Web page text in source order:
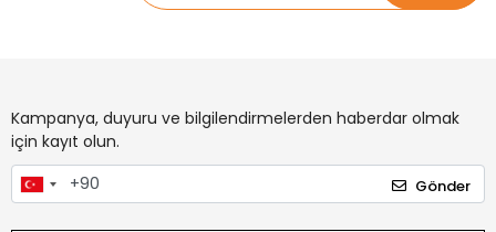
Kampanya, duyuru ve bilgilendirmelerden haberdar olmak
için kayıt olun.
Gönder